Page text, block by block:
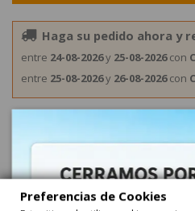
Haga su pedido ahora y
entre 24-08-2026y 25-08-2026con
entre 25-08-2026y 26-08-2026con
Preferencias de Cookies